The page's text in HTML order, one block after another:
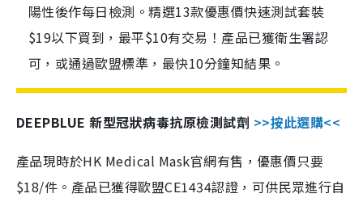
陽性後作每日檢測。精選13款優惠價快速測試套裝
$19以下買到，最平$10有交易！產品已獲衛生署認
可，或通過歐盟標準，最快10分鐘知結果。
DEEPBLUE 新型冠狀病毒抗原檢測試劑 >>按此選購<<
產品現時於HK Medical Mask官網有售，優惠價只要
$18/件。產品已獲得歐盟CE1434認證，可供民眾進行自